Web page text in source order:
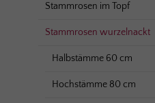
Stammrosen im Topf
Stammrosen wurzelnackt
Halbstämme 60 cm
Hochstämme 80 cm